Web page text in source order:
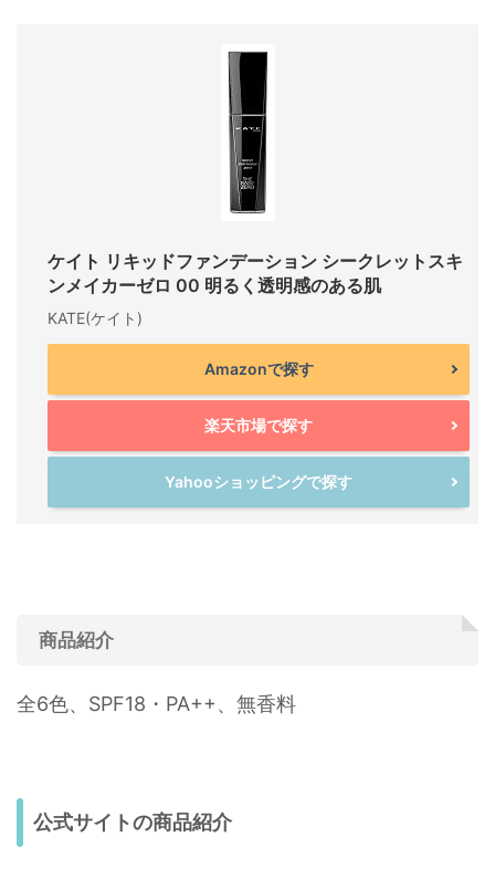
ケイト リキッドファンデーション シークレットスキ
ンメイカーゼロ 00 明るく透明感のある肌
KATE(ケイト)
Amazonで探す
楽天市場で探す
Yahooショッピングで探す
商品紹介
全6色、SPF18・PA++、無香料
公式サイトの商品紹介